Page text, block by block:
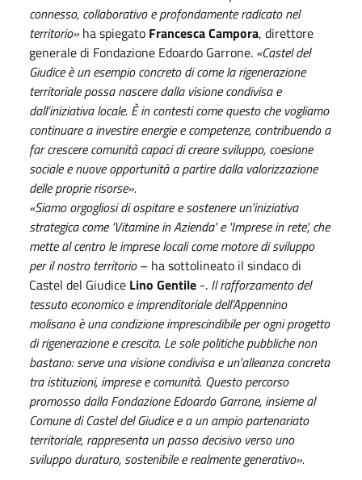
connesso, collaborativo e profondamente radicato nel
territorio» ha spiegato Francesca Campora, direttore
generale di Fondazione Edoardo Garrone. «Castel del
Giudice è un esempio concreto di come la rigenerazione
territoriale possa nascere dalla visione condivisa e
dall’iniziativa locale. È in contesti come questo che vogliamo
continuare a investire energie e competenze, contribuendo a
far crescere comunità capaci di creare sviluppo, coesione
sociale e nuove opportunità a partire dalla valorizzazione
delle proprie risorse».
«Siamo orgogliosi di ospitare e sostenere un'iniziativa
strategica come 'Vitamine in Azienda' e 'Imprese in rete', che
mette al centro le imprese locali come motore di sviluppo
per il nostro territorio– ha sottolineato il sindaco di
Castel del Giudice Lino Gentile -. Il rafforzamento del
tessuto economico e imprenditoriale dell’Appennino
molisano è una condizione imprescindibile per ogni progetto
di rigenerazione e crescita. Le sole politiche pubbliche non
bastano: serve una visione condivisa e un'alleanza concreta
tra istituzioni, imprese e comunità. Questo percorso
promosso dalla Fondazione Edoardo Garrone, insieme al
Comune di Castel del Giudice e a un ampio partenariato
territoriale, rappresenta un passo decisivo verso uno
sviluppo duraturo, sostenibile e realmente generativo».